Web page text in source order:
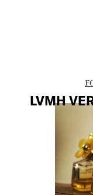
LVMH